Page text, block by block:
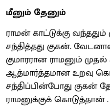
மீனும் தேனும்
ராமன் காட்டுக்கு
சந்தித்தது குகன்.
குமாரரான ராமனும்
ஆத்மார்த்தமான உறவு
சந்திப்பின்போது குகன்
ராமனுக்குக் கொடுத்தான் .